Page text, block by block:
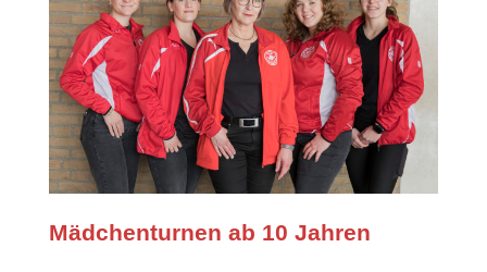
Mädchenturnen ab 10 Jahren